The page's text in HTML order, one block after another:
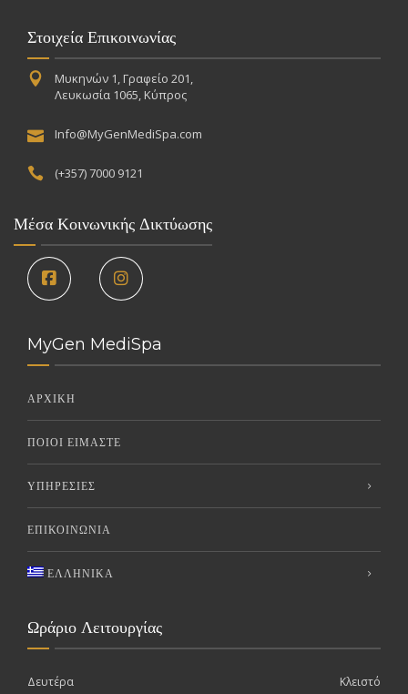
Στοιχεία Επικοινωνίας
Μυκηνών 1, Γραφείο 201,
Λευκωσία 1065, Κύπρος
Info@MyGenMediSpa.com
(+357) 7000 9121
Μέσα Κοινωνικής Δικτύωσης
MyGen MediSpa
ΑΡΧΙΚΗ
ΠΟΙΟΙ ΕΙΜΑΣΤΕ
ΥΠΗΡΕΣΙΕΣ
ΕΠΙΚΟΙΝΩΝΙΑ
ΕΛΛΗΝΙΚΑ
Ωράριο Λειτουργίας
Δευτέρα Κλειστό